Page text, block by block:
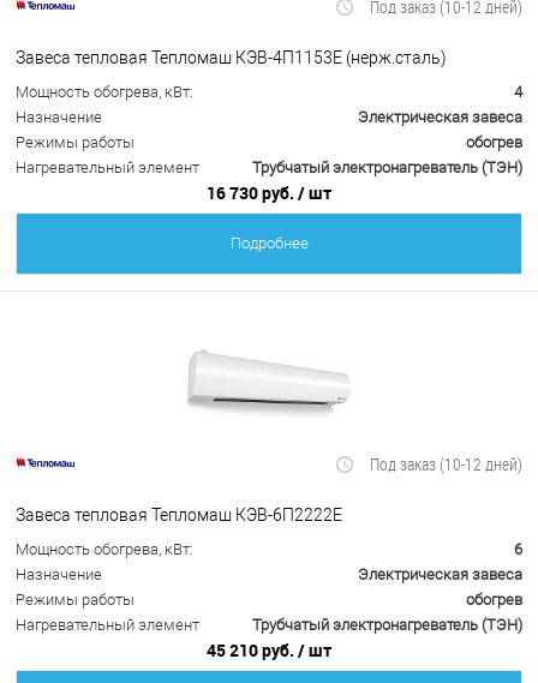
Под заказ (10-12 дней)
Завеса тепловая Тепломаш КЭВ-4П1153Е (нерж.сталь)
Мощность обогрева, кВт:
4
Назначение
Электрическая завеса
Режимы работы
обогрев
Нагревательный элемент
Трубчатый электронагреватель (ТЭН)
16 730 руб. / шт
Подробнее
Под заказ (10-12 дней)
Завеса тепловая Тепломаш КЭВ-6П2222Е
Мощность обогрева, кВт:
6
Назначение
Электрическая завеса
Режимы работы
обогрев
Нагревательный элемент
Трубчатый электронагреватель (ТЭН)
45 210 руб. / шт